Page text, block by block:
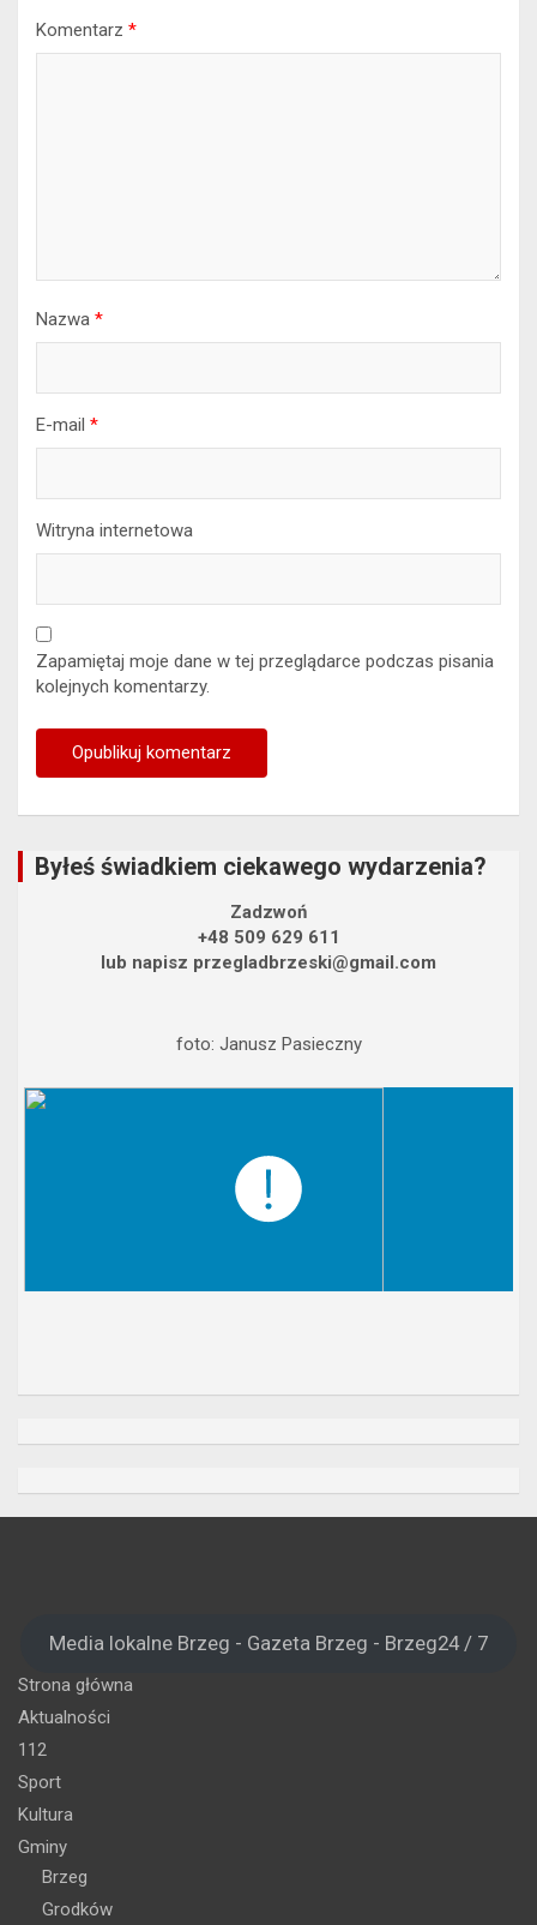
Komentarz *
Nazwa *
E-mail *
Witryna internetowa
Zapamiętaj moje dane w tej przeglądarce podczas pisania
kolejnych komentarzy.
Byłeś świadkiem ciekawego wydarzenia?
Zadzwoń
+48 509 629 611
lub napisz przegladbrzeski@gmail.com
foto: Janusz Pasieczny
Media lokalne Brzeg - Gazeta Brzeg - Brzeg24 / 7
Strona główna
Aktualności
112
Sport
Kultura
Gminy
Brzeg
Grodków